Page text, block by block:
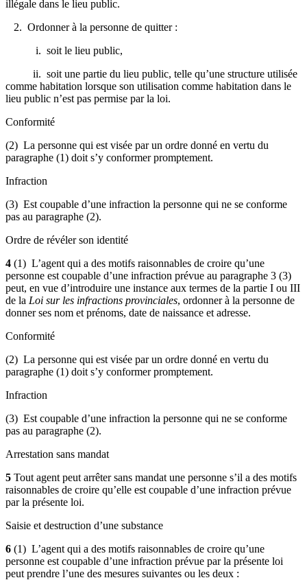
illégale dans le lieu public.
2. Ordonner à la personne de quitter :
i. soit le lieu public,
ii. soit une partie du lieu public, telle qu’une structure utilisée
comme habitation lorsque son utilisation comme habitation dans le
lieu public n’est pas permise par la loi.
Conformité
(2) La personne qui est visée par un ordre donné en vertu du
paragraphe (1) doit s’y conformer promptement.
Infraction
(3) Est coupable d’une infraction la personne qui ne se conforme
pas au paragraphe (2).
Ordre de révéler son identité
4 (1) L’agent qui a des motifs raisonnables de croire qu’une
personne est coupable d’une infraction prévue au paragraphe 3 (3)
peut, en vue d’introduire une instance aux termes de la partie I ou III
de la Loi sur les infractions provinciales, ordonner à la personne de
donner ses nom et prénoms, date de naissance et adresse.
Conformité
(2) La personne qui est visée par un ordre donné en vertu du
paragraphe (1) doit s’y conformer promptement.
Infraction
(3) Est coupable d’une infraction la personne qui ne se conforme
pas au paragraphe (2).
Arrestation sans mandat
5 Tout agent peut arrêter sans mandat une personne s’il a des motifs
raisonnables de croire qu’elle est coupable d’une infraction prévue
par la présente loi.
Saisie et destruction d’une substance
6 (1) L’agent qui a des motifs raisonnables de croire qu’une
personne est coupable d’une infraction prévue par la présente loi
peut prendre l’une des mesures suivantes ou les deux :